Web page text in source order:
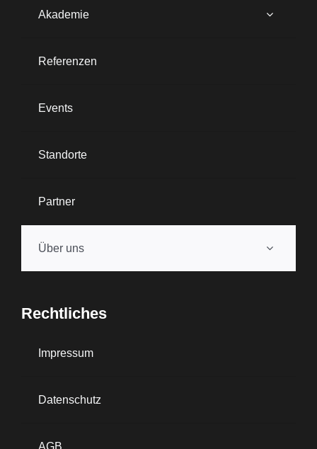
Akademie
Referenzen
Events
Standorte
Partner
Über uns
Rechtliches
Impressum
Datenschutz
AGB